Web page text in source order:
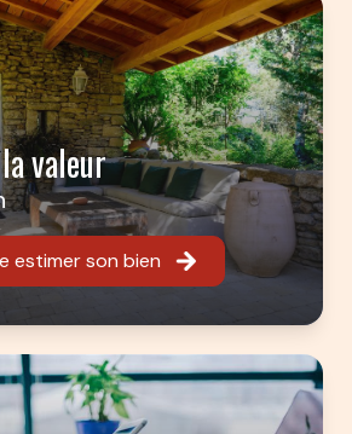
valeur
estimer son bien